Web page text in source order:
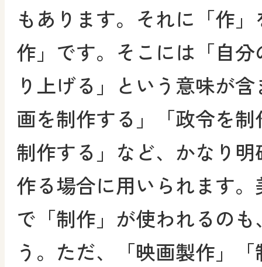
もあります。それに「作
作」です。そこには「自
り上げる」という意味が
画を制作する」「政令を
制作する」など、かなり
作る場合に用いられます
で「制作」が使われるの
う。ただ、「映画製作」